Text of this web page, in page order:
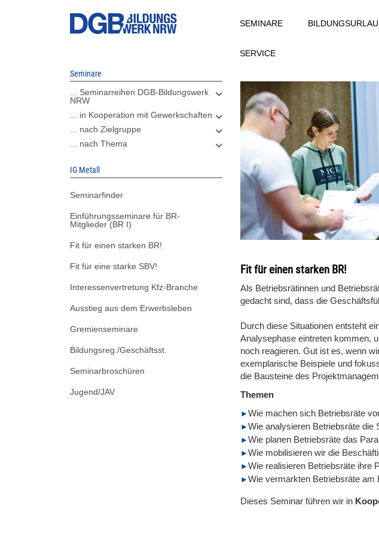
SEMINARE
SERVICE
Seminare
... Seminarreihen DGB-Bildungswerk
NRW
... in Kooperation mit Gewerkschaften
... nach Zielgruppe
... nach Thema
IG Metall
Seminarfinder
Einführungsseminare für BR-
Mitglieder (BR I)
Fit für einen starken BR!
Fit für eine starke SBV!
Interessenvertretung Kfz-Branche
Ausstieg aus dem Erwerbsleben
Gremienseminare
Bildungsreg./Geschäftsst.
Seminarbroschüren
Jugend/JAV
Fit für einen starken BR!
Als Betriebsrätinnen und
gedacht sind, dass die
Durch diese Situationen entsteht
Analysephase eintreten kommen,
noch reagieren. Gut ist es, wenn
exemplarische Beispiele und
die Bausteine des
Themen
Wie machen sich Betriebsräte
Wie analysieren Betriebsräte die
Wie planen Betriebsräte das
Wie mobilisieren wir die
Wie realisieren Betriebsräte ihre
Wie vermarkten Betriebsräte am
Dieses Seminar führen wir in